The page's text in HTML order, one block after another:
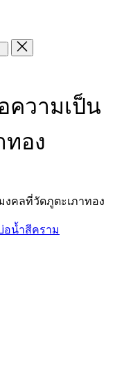
ความเป็น
ทอง
งคลที่วัดภูตะเภาทอง